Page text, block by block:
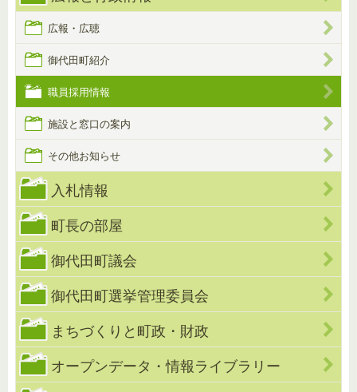
広報・広聴
御代田町紹介
職員採用情報
施設と窓口の案内
その他お知らせ
入札情報
町長の部屋
御代田町議会
御代田町選挙管理委員会
まちづくりと町政・財政
オープンデータ・情報ライブラリー